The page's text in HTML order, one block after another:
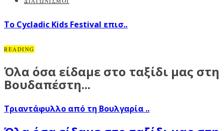
Το Cycladic Kids Festival επισ..
READING
Όλα όσα είδαμε στο ταξίδι μας στη
Βουδαπέστη...
Τριαντάφυλλο από τη Βουλγαρία ..